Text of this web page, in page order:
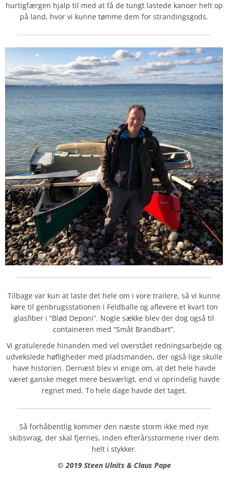
hurtigfærgen hjalp til med at få de tungt lastede kanoer helt op
på land, hvor vi kunne tømme dem for strandingsgods.
Tilbage var kun at laste det hele om i vore trailere, så vi kunne
køre til genbrugsstationen i Feldballe og aflevere et kvart ton
glasfiber i “Blød Deponi”. Nogle sække blev der dog også til
containeren med “Småt Brandbart”.
Vi gratulerede hinanden med vel overstået redningsarbejde og
udvekslede høfligheder med pladsmanden, der også lige skulle
have historien. Dernæst blev vi enige om, at det hele havde
været ganske meget mere besværligt, end vi oprindelig havde
regnet med. To hele dage havde det taget.
Så forhåbentlig kommer den næste storm ikke med nye
skibsvrag, der skal fjernes, inden efterårsstormene river dem
helt i stykker.
© 2019 Steen Ulnits & Claus Pape